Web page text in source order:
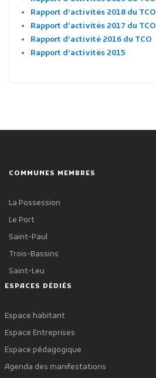
Rapport d’activités 2018 du TCO
Rapport d’activités 2017 du TCO
Rapport d’activité 2016 du TCO
Rapport d’activités 2015
COMMUNES MEMBRES
La Possession
Le Port
Saint-Paul
Trois-Bassins
Saint-Leu
ESPACES DÉDIÉS
Espace habitant
Espace Entreprises
Espace pédagogique
Agenda des manifestations